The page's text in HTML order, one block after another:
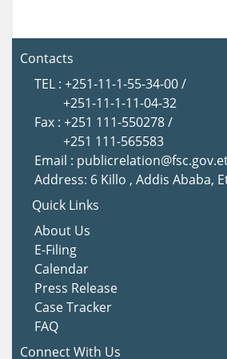
Contacts
TEL : +251-11-1-55-34-00 /
+251-11-1-11-04-32
Fax : +251 111-550278 /
+251 111-565583
Email :
Address: 6 Killo , Addis Ababa,
Quick Links
About Us
E-Filing
Calendar
Press Release
Case Tracker
FAQ
Connect With Us